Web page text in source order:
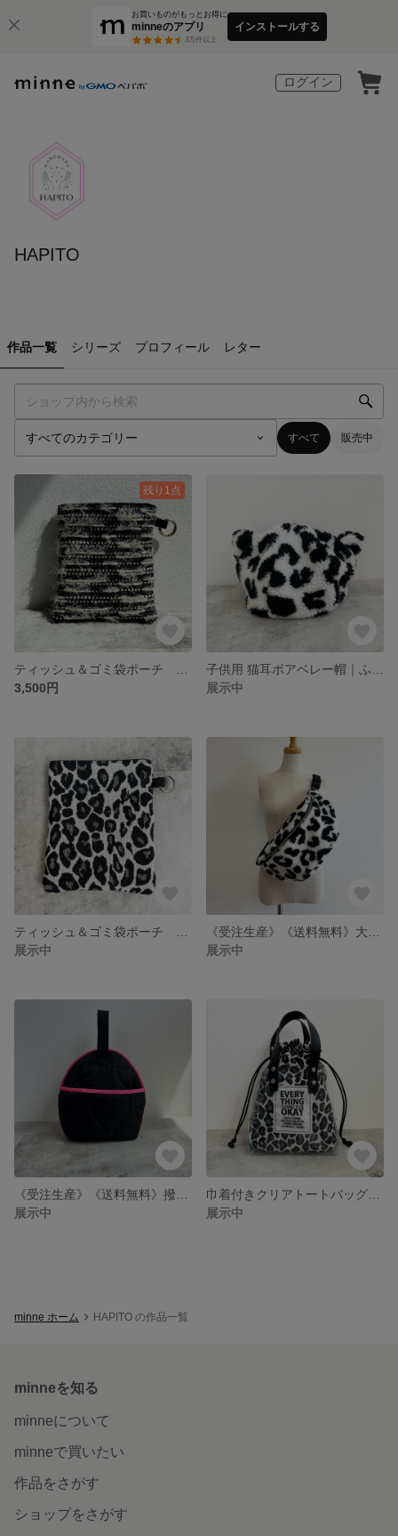
お買いものがもっとお得に
minneのアプリ
3万件以上
インストールする
ログイン
HAPITO
作品一覧 シリーズ プロフィール レター
すべて 販売中
残り1点
3,500円
展示中
展示中
展示中
展示中
展示中
minne ホーム HAPITO の作品一覧
minneを知る
minneについて
minneで買いたい
作品をさがす
ショップをさがす